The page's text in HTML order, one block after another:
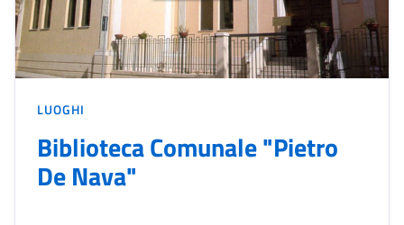
LUOGHI
Biblioteca Comunale "Pietro
De Nava"